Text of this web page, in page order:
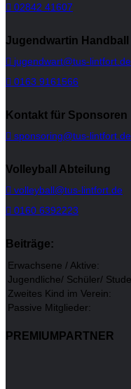
02842 41607
Jugendwartin Handball
jugendwart@tus-lintfort.de
0163 9161566
Kontakt für Sponsoren
sponsoring@tus-lintfort.de
Volleyball Abteilung
volleyball@tus-lintfort.de
0160 6392223
Beiträge:
Erwachsene / Aktive:
Jugendliche/ Schüler/
Zweites Kind im Verein:
Passive Mitglieder:
PREMIUMPARTNER